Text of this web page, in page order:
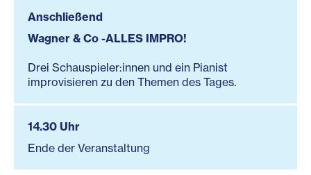
Anschließend
Wagner & Co -ALLES IMPRO!
Drei Schauspieler:innen und ein Pianist
improvisieren zu den Themen des Tages.
14.30 Uhr
Ende der Veranstaltung